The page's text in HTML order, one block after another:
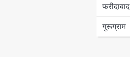
फरीदाबाद
गुरूग्राम